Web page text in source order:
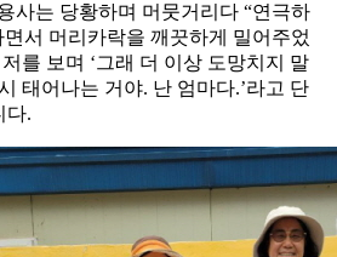
사는 당황하며 머뭇거리다 “연극하
서 머리카락을 깨끗하게 밀어주었
를 보며 ‘그래 더 이상 도망치지 말
태어나는 거야. 난 엄마다.’라고 단
다.